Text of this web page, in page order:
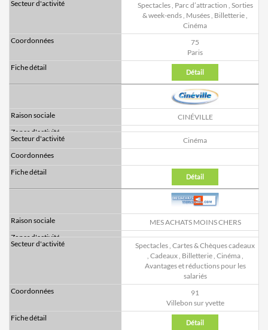
Spectacles, Parc d’attraction , Sorties
& week-ends, Musées, Billetterie,
Cinéma
75
Paris
Détail
CINÉVILLE
Cinéma
Détail
MES ACHATS MOINS CHERS
Spectacles Cartes & Chèques cadeaux
Cadeaux, Billetterie, Cinéma,
Avantages et réductions pour les
salariés
91
Villebon sur yvette
Détail